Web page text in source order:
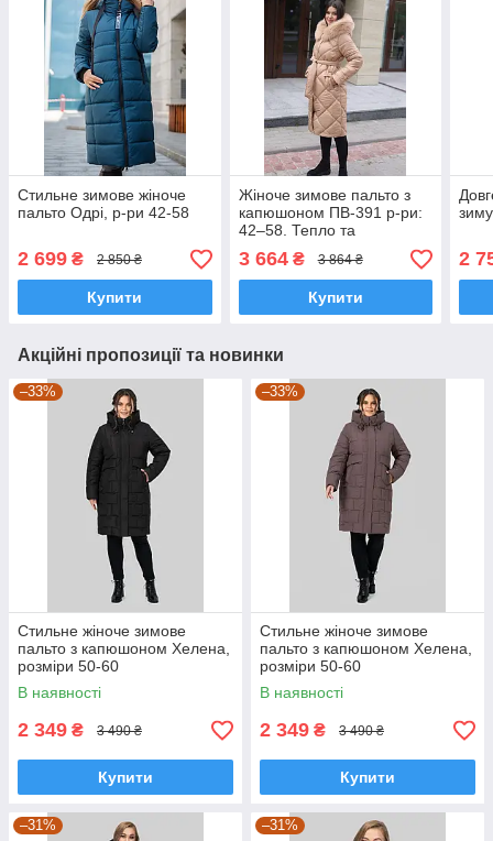
Стильне зимове жіноче
пальто Одрі, р-ри 42-58
2 699 ₴ 2 850 ₴
Купити
Жіноче зимове пальто з
капюшоном ПВ-391 р-ри:
42–58. Тепло та
елегантність кожного дня.
3 664₴ 3 864 ₴
Купити
2
Акційні пропозиції та новинки
–33%
Стильне жіноче зимове
пальто з капюшоном Хелена,
розміри 50-60
В наявності
2 349 ₴ 3 490 ₴
Купити
–33%
Стильне жіноче зимове
пальто з капюшоном Хелена,
розміри 50-60
В наявності
2 349 ₴ 3 490 ₴
Купити
–31% –31%